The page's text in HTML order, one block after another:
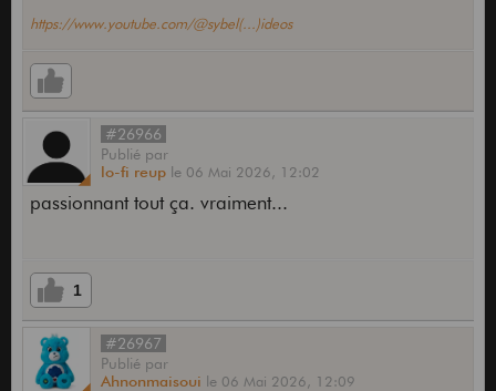
https://www.youtube.com/@sybel(...)ideos
#26966
Publié par
lo-fi reup le 06 Mai 2026, 12:02
passionnant tout ça. vraiment...
1
#26967
Publié par
Ahnonmaisoui le 06 Mai 2026, 12:09